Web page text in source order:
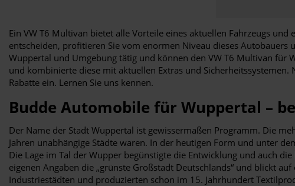
Ein VW T6 Multivan bietet alle Vorteile eines aktuellen Fahrzeugs
entscheiden, profitieren Sie vom enormen Niveau dieses
Wuppertal und Umgebung tätig und können den VW T6 Multivan
und kombinierte diese mit aktuellen Extras und
Rabatte ein. Lernen Sie uns kennen.
Budde Automobile für Wuppertal –
Der Name der Stadt Wuppertal ist gewissermaßen Programm. Die
Jahren unabhängige Städte waren. In der heutigen Form und unter
Die Lage im Tal der Wupper begünstigte die Entwicklung und auch
eigenen Angaben die „grünste Großstadt Deutschlands“ und blickt
Industriestädten und produzierten schon im 15. Jahrhundert